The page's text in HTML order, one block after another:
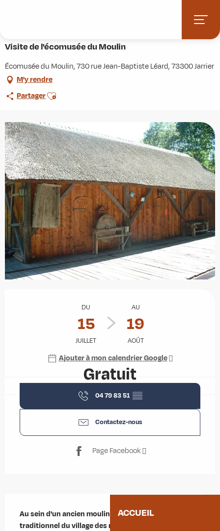
ACCUEIL
Visite de l'écomusée du Moulin
Écomusée du Moulin, 730 rue Jean-Baptiste Léard, 73300 Jarrier
M'y rendre
PartagerAjouter aux favoris
DU
15
JUILLET
AU
19
AOÛT
Ajouter à mon calendrier Google
Gratuit
04 79 83 51 ▒▒
Contactez-nous
Page Facebook
Au sein d'un ancien moulin bâti sur le modèle
traditionnel du village des maisons à jambes (ou